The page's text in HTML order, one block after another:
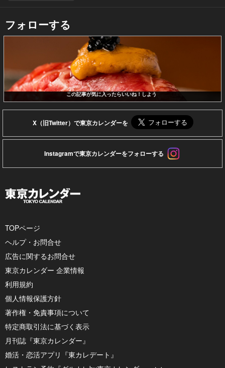
フォローする
この記事が気に入ったらいいね！しよう
X（旧Twitter）で東京カレンダーを
Instagramで東京カレンダーをフォローする
TOPページ
ヘルプ・お問合せ
広告に関するお問合せ
東京カレンダー 企業情報
利用規約
個人情報保護方針
著作権・免責事項について
特定商取引法に基づく表示
月刊誌『東京カレンダー』
婚活・恋活アプリ『東カレデート』